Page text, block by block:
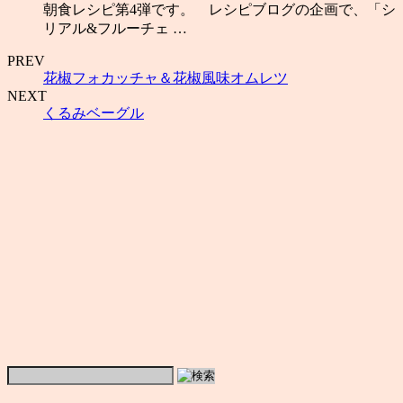
朝食レシピ第4弾です。 レシピブログの企画で、「シ
リアル&フルーチェ …
PREV
花椒フォカッチャ＆花椒風味オムレツ
NEXT
くるみベーグル